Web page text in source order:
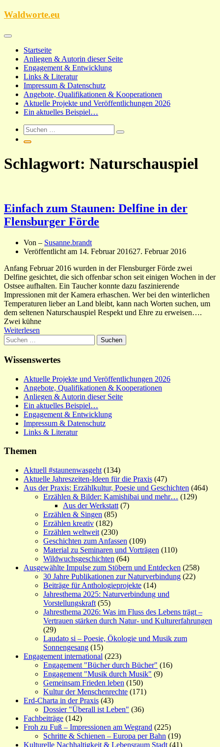
Zum
Waldworte.eu
Startseite
Anliegen & Autorin dieser Seite
Engagement & Entwicklung
Links & Literatur
Impressum & Datenschutz
Angebote, Qualifikationen & Kooperationen
Aktuelle Projekte und Veröffentlichungen 2026
Ein aktuelles Beispiel…
Schlagwort: Naturschauspiel
Einfach zum Staunen: Delfine in der
Flensburger Förde
Von – Susanne.brandt
Veröffentlicht am 14. Februar 201627. Februar 2016
Anfang Februar 2016 wurden in der Flensburger Förde zwei
Delfine gesichtet, die sich offenbar schon seit einigen Wochen in der
Ostsee aufhalten. Ein Taucher konnte dazu faszinierende
Impressionen mit der Kamera erhaschen. Wer bei den winterlichen
Temperaturen lieber an Land bleibt, kann nach Worten suchen, um
dem seltenen Naturschauspiel Respekt und Ehre zu erweisen….
Zwei kühne
Weiterlesen
Suchen
nach:
Wissenswertes
Aktuelle Projekte und Veröffentlichungen 2026
Angebote, Qualifikationen & Kooperationen
Anliegen & Autorin dieser Seite
Ein aktuelles Beispiel…
Engagement & Entwicklung
Impressum & Datenschutz
Links & Literatur
Themen
Aktuell #staunenwasgeht (134)
Aktuelle Jahreszeiten-Ideen für die Praxis (47)
Aus der Praxis: Erzählkultur, Poesie und Geschichten (464)
Erzählen & Bilder: Kamishibai und mehr… (129)
Aus der Werkstatt (7)
Erzählen & Singen (85)
Erzählen kreativ (182)
Erzählen weltweit (230)
Geschichten zum Anfassen (109)
Material zu Seminaren und Vorträgen (110)
Wildwuchsgeschichten (64)
Ausgewählte Impulse zum Stöbern und Entdecken (258)
30 Jahre Publikationen zur Naturverbindung (22)
Beiträge für Anthologieprojekte (14)
Jahresthema 2025: Naturverbindung und
Vorstellungskraft (55)
Jahresthema 2026: Was im Fluss des Lebens trägt –
Vertrauen stärken durch Natur- und Kulturerfahrungen
(29)
Laudato si – Poesie, Ökologie und Musik zum
Sonnengesang (15)
Engagement international (223)
Engagement "Bücher durch Bücher" (16)
Engagement "Musik durch Musik" (9)
Gemeinsam Frieden leben (150)
Kultur der Menschenrechte (171)
Erd-Charta in der Praxis (43)
Dossier "Überall ist Leben" (36)
Fachbeiträge (142)
Froh zu Fuß – Impressionen am Wegrand (225)
Schritte & Schienen – Europa per Bahn (19)
Kulturelle Nachhaltigkeit & Lebensraum Stadt (41)